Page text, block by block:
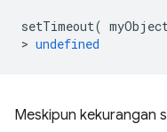
setTimeout(
> undefined
Meskipun kekurangan